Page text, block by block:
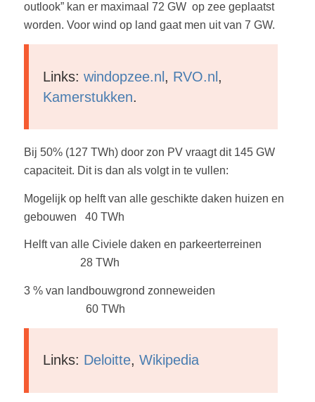
outlook” kan er maximaal 72 GW op zee geplaatst
worden. Voor wind op land gaat men uit van 7 GW.
Links: windopzee.nl, RVO.nl,
Kamerstukken.
Bij 50% (127 TWh) door zon PV vraagt dit 145 GW
capaciteit. Dit is dan als volgt in te vullen:
Mogelijk op helft van alle geschikte daken huizen en
gebouwen 40 TWh
Helft van alle Civiele daken en parkeerterreinen
28 TWh
3 % van landbouwgrond zonneweiden
60 TWh
Links: Deloitte, Wikipedia